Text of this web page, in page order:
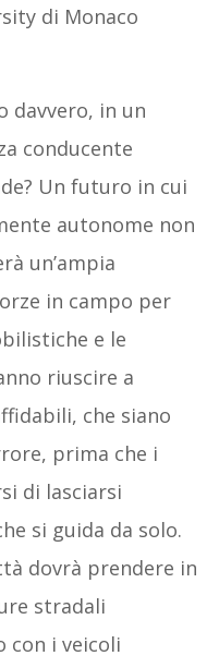
di Monaco
davvero, in un
conducente
Un futuro in cui
autonome non
un’ampia
in campo per
e le
riuscire a
che siano
prima che i
di lasciarsi
si guida da solo.
dovrà prendere in
stradali
con i veicoli